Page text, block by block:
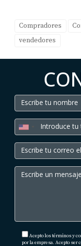
Vista Vela
Ventanas
Puerta
zonas
desarrollos
2. Beach &
Médano
Compradores
vendedores
Acepto los términos y
por la empresa. Acepto ser